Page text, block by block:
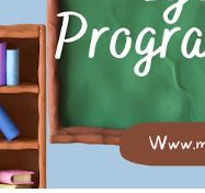
ciudadano. A continuación
de salón de clases: 1.
higiene personal. 3. Levanto
ir al baño 5. Deposito la
esc...